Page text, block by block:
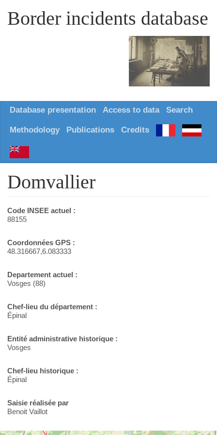
Border incidents database
Database presentation Access to data Search
Methodology Publications Credits
Domvallier
Code INSEE actuel :
88155
Coordonnées GPS :
48.316667,6.083333
Departement actuel :
Vosges (88)
Chef-lieu du département :
Épinal
Entité administrative historique :
Vosges
Chef-lieu historique :
Épinal
Saisie réalisée par
Benoit Vaillot